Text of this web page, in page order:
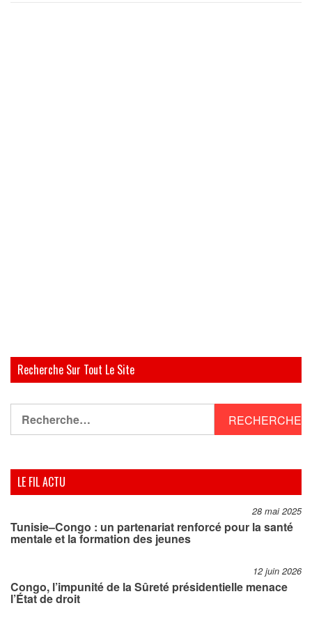
Recherche Sur Tout Le Site
LE FIL ACTU
28 mai 2025
Tunisie–Congo : un partenariat renforcé pour la santé
mentale et la formation des jeunes
12 juin 2026
Congo, l’impunité de la Sûreté présidentielle menace
l’État de droit